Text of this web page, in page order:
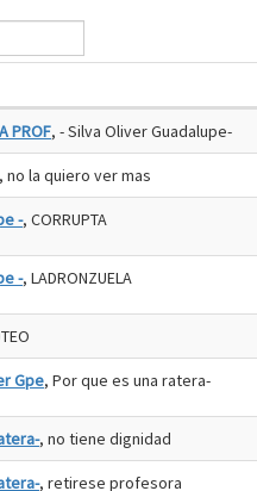
PROF, - Silva Oliver Guadalupe-
, no la quiero ver mas
-, CORRUPTA
-, LADRONZUELA
Gpe, Por que es una ratera-
, no tiene dignidad
, retirese profesora